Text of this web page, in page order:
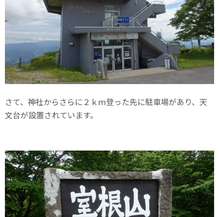
さて、神社からさらに２ｋｍ登った先に駐車場があり、天
文台が設置されています。